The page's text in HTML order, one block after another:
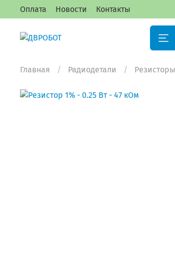
Оплата Новости Контакты
Главная Радиодетали Резисторы